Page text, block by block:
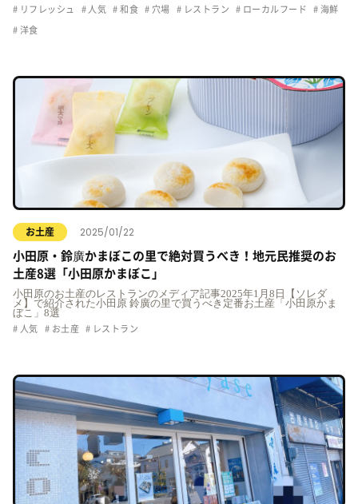
リフレッシュ 人気 和食 穴場 レストラン ローカルフード 海鮮
洋食
お土産 2025/01/22
小田原・鈴廣かまぼこの里で絶対買うべき！地元民推奨のお
土産8選「小田原かまぼこ」
小田原のお土産のレストランのメディア記事2025年1月8日【ソレダ
メ】で紹介された小田原 鈴廣の里で買うべき定番お土産「小田原かま
ぼこ」8選
人気 お土産 レストラン